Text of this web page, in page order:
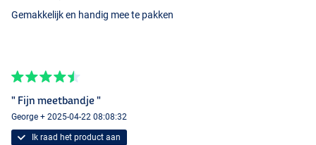
Gemakkelijk en handig mee te pakken
" Fijn meetbandje "
George + 2025-04-22 08:08:32
Ik raad het product aan